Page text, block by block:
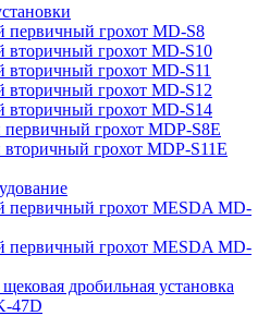
первичный грохот MD-S8
вторичный грохот MD-S10
вторичный грохот MD-S11
вторичный грохот MD-S12
вторичный грохот MD-S14
грохот MDP-S8E
грохот MDP-S11E
первичный грохот MESDA MD-
первичный грохот MESDA MD-
дробильная установка
47D